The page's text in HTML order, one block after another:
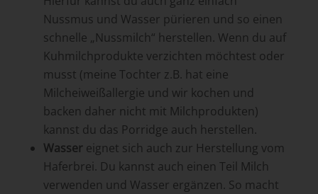
Nussmus und Wasser pürieren und so einen
schnelle „Nussmilch“ herstellen. Wenn du auf
Kuhmilchprodukte verzichten möchtest oder
musst (meine Tochter z.B. hat eine
Milcheiweißallergie und wir kochen und
backen daher nicht mit Milchprodukten)
kannst du das Porridge auch herstellen.
Wassereignet sich auch zur Herstellung vom
Haferbrei. Du kannst auch einen Teil Milch
verwenden und Wasser ergänzen. So macht